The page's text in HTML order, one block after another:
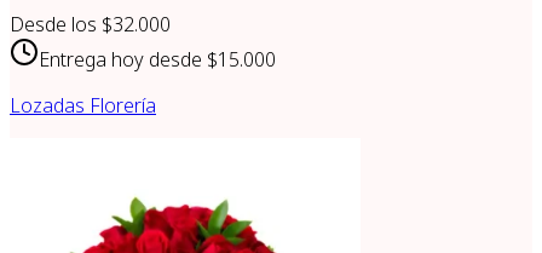
Desde los $32.000
Entrega hoy desde $15.000
Lozadas Florería